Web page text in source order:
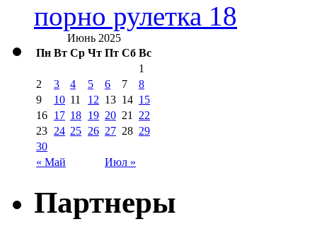
порно рулетка 18
Июнь 2025
Пн Вт Ср Чт Пт Сб Вс
« Май Июл »
1
2
3 4 5 6 7
8
9
10 11 12 13 14 15
16 17 18 19 20 21
22
23 24 25 26 27 28 29
30
Партнеры